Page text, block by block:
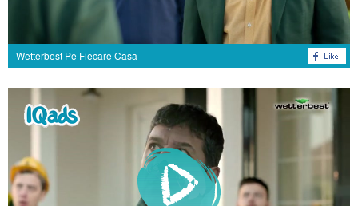
Wetterbest Pe Fiecare Casa